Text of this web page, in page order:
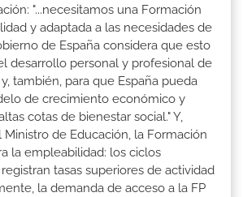
"...necesitamos una Formación
y adaptada a las necesidades de
de España considera que esto
desarrollo personal y profesional de
también, para que España pueda
de crecimiento económico y
cotas de bienestar social." Y,
de Educación, la Formación
la empleabilidad: los ciclos
tasas superiores de actividad
la demanda de acceso a la FP